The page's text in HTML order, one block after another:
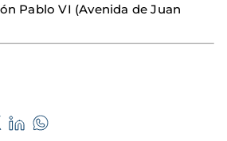
Pablo VI (Avenida de Juan